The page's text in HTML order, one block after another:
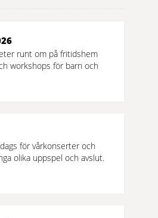
runt om på fritidshem
workshops för barn och
för vårkonserter och
olika uppspel och avslut.